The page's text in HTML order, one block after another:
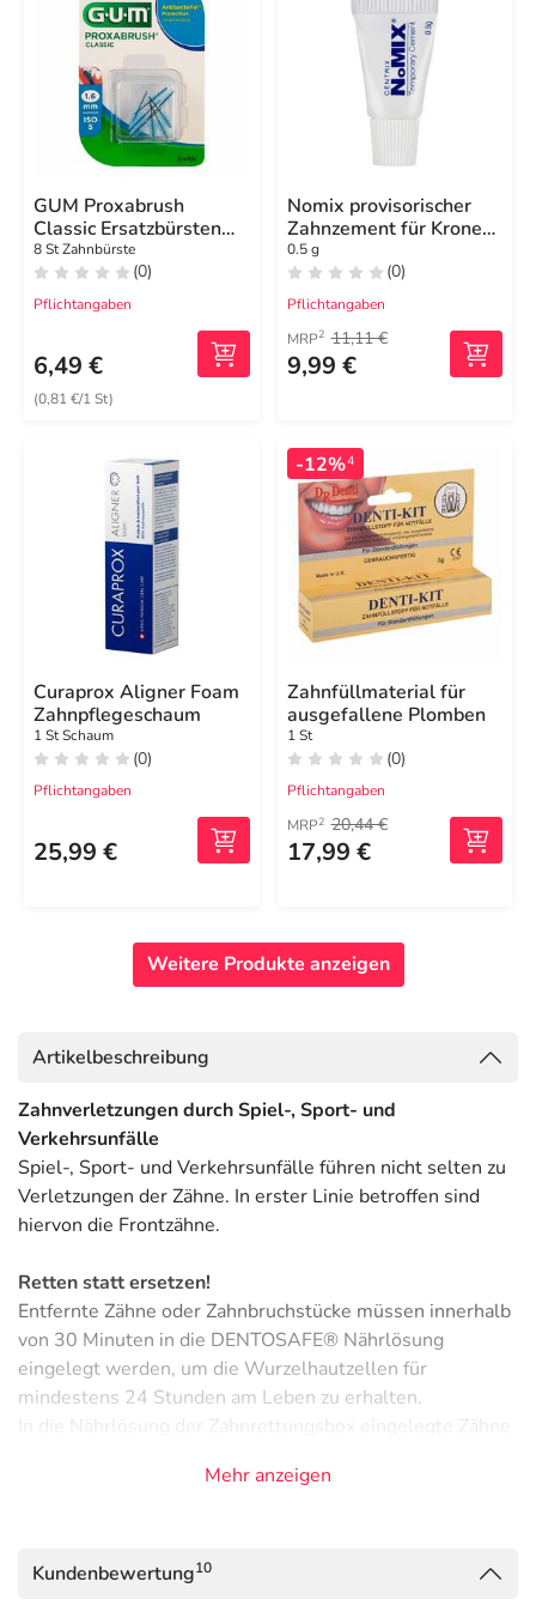
GUM Proxabrush
Classic Ersatzbürsten
1,6 mm
8 St Zahnbürste
(0)
Pflichtangaben
6,49 €
(0,81 €/1 St)
Nomix provisorischer
Zahnzement für Kronen
+ Brücken
0.5 g
(0)
Pflichtangaben
MRP2 11,11 €
9,99 €
Curaprox Aligner Foam
Zahnpflegeschaum
1 St Schaum
(0)
Pflichtangaben
25,99 €
-12%4
Zahnfüllmaterial für
ausgefallene Plomben
1 St
(0)
Pflichtangaben
MRP2 20,44 €
17,99 €
Weitere Produkte anzeigen
Artikelbeschreibung
Zahnverletzungen durch Spiel-, Sport- und
Verkehrsunfälle
Spiel-, Sport- und Verkehrsunfälle führen nicht selten zu
Verletzungen der Zähne. In erster Linie betroffen sind
hiervon die Frontzähne.
Retten statt ersetzen!
Entfernte Zähne oder Zahnbruchstücke müssen innerhalb
von 30 Minuten in die DENTOSAFE® Nährlösung
eingelegt werden, um die Wurzelhautzellen für
mindestens 24 Stunden am Leben zu erhalten.
In die Nährlösung der Zahnrettungsbox eingelegte Zähne
aussichtsreich in den Kiefer zurückgepflanzt und erhalten
DENTOSAFE® - die erste mobile Zahnrettungsbox
Mehr anzeigen
Kundenbewertung10